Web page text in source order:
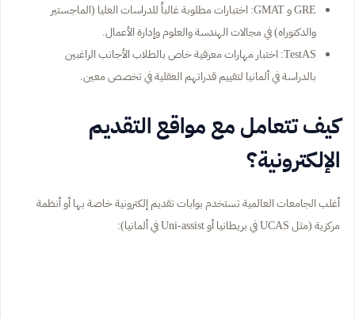
GRE و GMAT: اختبارات مطلوبة غالباً للدراسات العليا (الماجستير
والدكتوراه) في مجالات الهندسة والعلوم وإدارة الأعمال.
TestAS: اختبار مهارات معرفية خاص بالطلاب الأجانب الراغبين
بالدراسة في ألمانيا لتقييم قدراتهم العقلية في تخصص معين.
كيف تتعامل مع مواقع التقديم
الإلكترونية؟
أغلب الجامعات العالمية تستخدم بوابات تقديم إلكترونية خاصة بها أو أنظمة
مركزية (مثل UCAS في بريطانيا أو Uni-assist في ألمانيا):